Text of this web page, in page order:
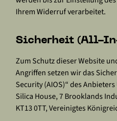
Ihrem Widerruf verarbeitet.
Sicherheit (All-
Zum Schutz dieser Website
Angriffen setzen wir das
Security (AIOS)“ des
Silica House, 7 Brooklands
KT13 0TT, Vereinigtes